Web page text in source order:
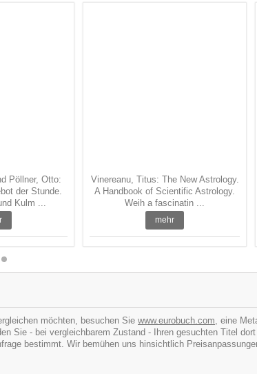
Pöllner, Otto:
der Stunde.
Kulm ...
Vinereanu, Titus: The New Astrology.
A Handbook of Scientific Astrology.
Weih a fascinatin ...
mehr
möchten, besuchen Sie www.eurobuch.com, eine
Sie - bei vergleichbarem Zustand - Ihren gesuchten Titel
bestimmt. Wir bemühen uns hinsichtlich